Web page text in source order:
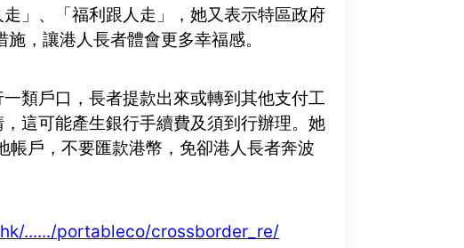
」、「福利跟人走」，她又表示特區政府
，讓港人長者體會更多幸福感。
類戶口，長者提款出來或轉到其他支付工
這可能產生銀行手續費及須到行辦理。她
戶，不要匯款港幣，免卻港人長者奔波
....../portableco/crossborder_re/